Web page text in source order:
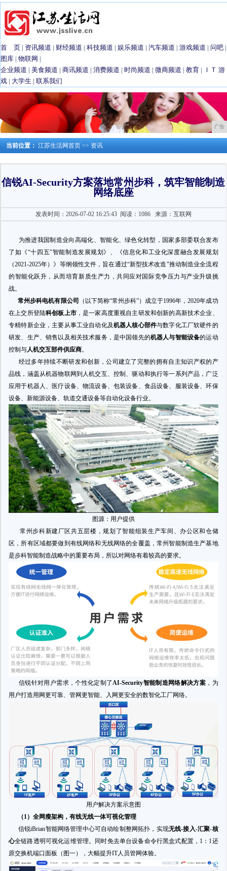
首 页 | 资讯频道 | 财经频道 | 科技频道 | 娱乐频道 | 汽车频道 | 游戏频道 | 问吧 |
图库 | 物联网 |
企业频道 | 美食频道 | 商讯频道 | 消费频道 | 时尚频道 | 微商频道 | 教育 | ＩＴ 游
戏 | 大学生 | 联系我们
广告
当前位置： 江苏生活网首页 >> 资讯
信锐AI-Security方案落地常州步科，筑牢智能制造
网络底座
发表时间：2026-07-02 16:25:43 阅读：1086来源：互联网
为推进我国制造业向高端化、智能化、绿色化转型，国家多部委联合发布
了如《“十四五”智能制造发展规划》、《信息化和工业化深度融合发展规划
（2021-2025年）》等纲领性文件，旨在通过“新型技术改造”推动制造业全流程
的智能化跃升，从而培育新质生产力，共同应对国际竞争压力与产业升级挑
战。
常州步科电机有限公司
（以下简称“常州步科”）成立于1996年，2020年成功
在上交所登陆科创板上市，是一家高度重视自主研发和创新的高新技术企业、
专精特新企业，主要从事工业自动化及机器人核心部件与数字化工厂软硬件的
研发、生产、销售以及相关技术服务，是中国领先的机器人与智能设备的运动
控制与人机交互部件供应商。
经过多年持续不断研发和创新，公司建立了完整的拥有自主知识产权的产
品线，涵盖从机器物联网到人机交互、控制、驱动和执行等一系列产品，广泛
应用于机器人、医疗设备、物流设备、包装设备、食品设备、服装设备、环保
设备、新能源设备、轨道交通设备等自动化设备行业。
图源：用户提供
常州步科新建厂区共五层楼，规划了智能组装生产车间、办公区和仓储
区，所有区域都要做到有线网络和无线网络的全覆盖，常州智能制造生产基地
是步科智能制造战略中的重要布局，所以对网络有着较高的要求。
信锐针对用户需求，个性化定制了AI-Security智能制造网络解决方案 ，为
用户打造用网更可靠、管网更智能、入网更安全的数智化工厂网络。
用户解决方案示意图
（1）全网瘦架构，有线无线一体可视化管理
信锐iBrian智能网络管理中心可自动绘制整网拓扑，实现无线-接入-汇聚-核
心全链路透明可视化运维管理。同时免去单台设备命令行黑盒式配置，1：1还
原交换机端口面板（图一），大幅提升IT人员管网体验。